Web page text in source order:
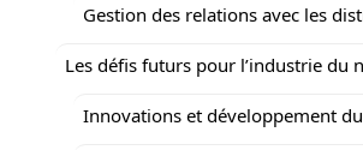
Gestion des relations avec les
Les défis futurs pour l’industrie du
Innovations et développement